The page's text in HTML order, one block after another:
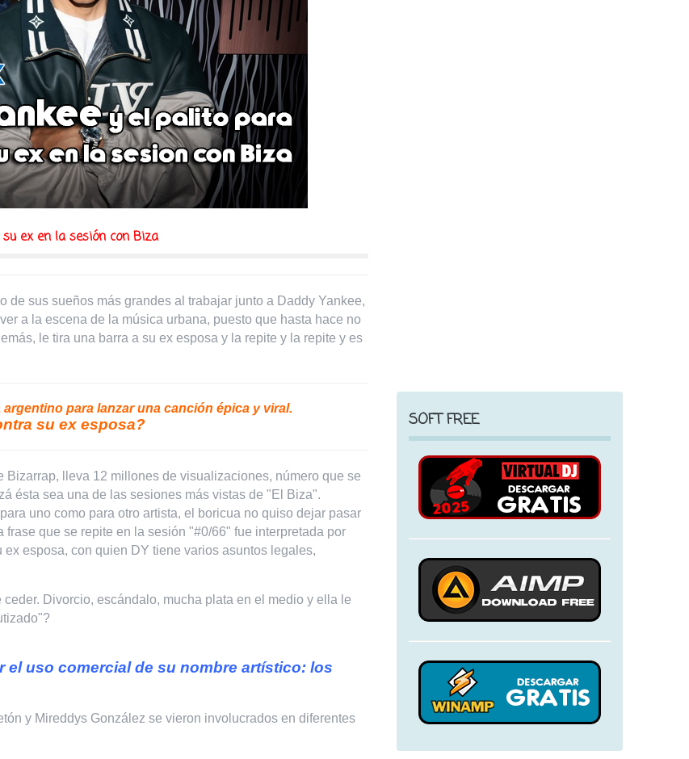
ex en la sesión con Biza
de sus sueños más grandes al trabajar junto a Daddy Yankee,
a la escena de la música urbana, puesto que hasta hace no
le tira una barra a su ex esposa y la repite y la repite y es
para lanzar una canción épica y viral.
su ex esposa?
lleva 12 millones de visualizaciones, número que se
ésta sea una de las sesiones más vistas de "El Biza".
uno como para otro artista, el boricua no quiso dejar pasar
que se repite en la sesión "#0/66" fue interpretada por
esposa, con quien DY tiene varios asuntos legales,
Divorcio, escándalo, mucha plata en el medio y ella le
el uso comercial de su nombre artístico: los
y Mireddys González se vieron involucrados en diferentes
SOFT FREE